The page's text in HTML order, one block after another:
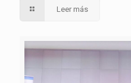
Leer más